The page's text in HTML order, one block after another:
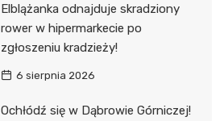
Elblążanka odnajduje skradziony
rower w hipermarkecie po
zgłoszeniu kradzieży!
6 sierpnia 2026
Ochłódź się w Dąbrowie Górniczej!